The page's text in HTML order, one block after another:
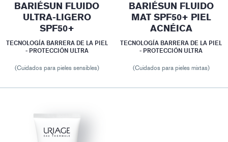
BARIÉSUN FLUIDO
ULTRA-LIGERO
SPF50+
TECNOLOGÍA BARRERA DE LA PIEL
- PROTECCIÓN ULTRA
(Cuidados para pieles sensibles)
BARIÉSUN FLUIDO
MAT SPF50+ PIEL
ACNÉICA
TECNOLOGÍA BARRERA DE LA PIEL
- PROTECCIÓN ULTRA
(Cuidados para pieles mixtas)